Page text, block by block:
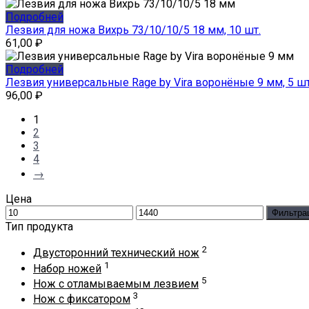
Подробней
Лезвия для ножа Вихрь 73/10/10/5 18 мм, 10 шт.
61,00 ₽
Подробней
Лезвия универсальные Rage by Vira воронёные 9 мм, 5
96,00 ₽
1
2
3
4
→
Цена
Минимальная
цена
Максимальная
Тип продукта
Двусторонний технический нож 2
Набор ножей 1
Нож с отламываемым лезвием 5
Нож с фиксатором 3